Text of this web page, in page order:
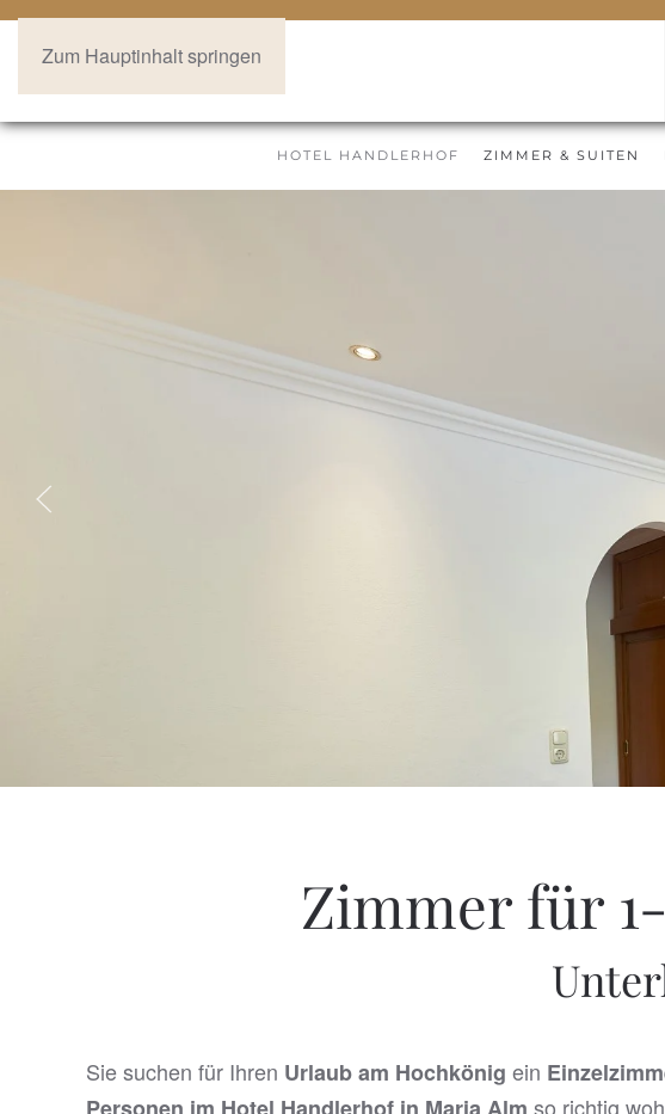
Zum Hauptinhalt springen
HOTEL HANDLERHOF ZIMMER & SUITEN
Zimmer für
Sie suchen für Ihren Urlaub am Hochkönig ein
so richtig